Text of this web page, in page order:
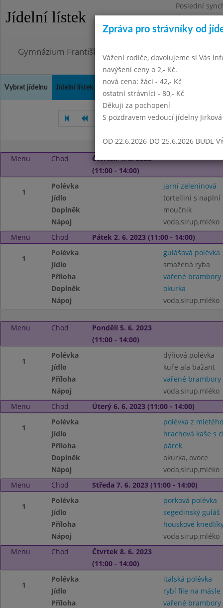
Jídelní lístek
Poslední
Úterý
Omezení
Gymnázium Františka Palackého, Neratovice,
Vybrat jídelnu Jídelní lístek
Duben 2023 Květen 2023
Menu Chod
Čtvrtek 1. 6. 2023
(11:00 - 14:00)
1
Polévka
jarní zeleninová
Jídlo
tortellini s naplní
Doplněk
moučnik
Nápoj
voda,sirup,mléko
Menu
Chod Pátek 2. 6. 2023 (11:00 - 14:00)
1
Polévka
gulášová polévka
Jídlo
smažená ryba
Příloha
vařené brambory
Doplněk
okurka
Nápoj
voda,sirup,mléko
Menu Chod
Pondělí 5. 6. 2023
(11:00 - 14:00)
1
Polévka
dýňová polévka
Jídlo
kuře ala bažant
Příloha
vařené brambory
Nápoj
voda,sirup,mléko
Menu
Chod Úterý 6. 6. 2023 (11:00 - 14:00)
1
Polévka
polévka z
Jídlo
hrachová kaše s
Příloha
párek
Doplněk
okurka, ovoce
Nápoj
voda,sirup,mléko
Menu
Chod Středa 7. 6. 2023 (11:00 - 14:00)
1
Polévka
porková polévka
Jídlo
segedinský guláš
Příloha
houskové
Nápoj
voda,sirup,mléko
Menu
Chod
Čtvrtek 8. 6. 2023
(11:00 - 14:00)
1
Polévka
italská polévka
Jídlo
rybí file na másle
Příloha
vařené brambory
Zpráva pro strávníky od
Vážení rodiče, dovolujeme si Vás
navýšení ceny o 2,- Kč.
nová cena: žáci - 42,- Kč
ostatní strávníci - 80,- Kč
Děkuji za pochopení
S pozdravem vedoucí jídelny Jirková
OD 22.6.2026-DO 25.6.2026 BUDE